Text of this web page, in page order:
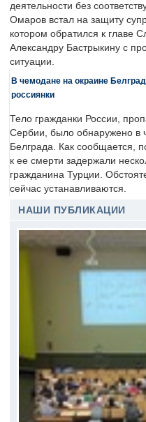
деятельности без
Омаров встал на защиту
котором обратился к главе
Александру Бастрыкину с
ситуации.
В чемодане на окраине
россиянки
Тело гражданки России,
Сербии, было обнаружено в
Белграда. Как сообщается,
к ее смерти задержали
гражданина Турции.
сейчас устанавливаются.
НАШИ ПУБЛИКАЦИИ